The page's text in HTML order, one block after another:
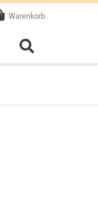
Warenkorb